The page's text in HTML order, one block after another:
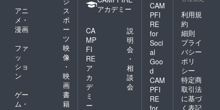
アニ
メ・
漫画
ス
ポ
ー
ツ
ファ
ッ
ショ
ン
映
像
・
映
画
ゲー
ム・
書
籍
アカデミー
CA
MP
FI
RE
ア
カ
デ
ミ
ー
説
明
会
・
相
談
会
CAM
PFI
RE
for
Soci
al
Goo
d
CAM
PFI
RE
for
利用規
約
細則
プライ
バシー
ポリ
シー
特定商
取引法
に基づ
く表記